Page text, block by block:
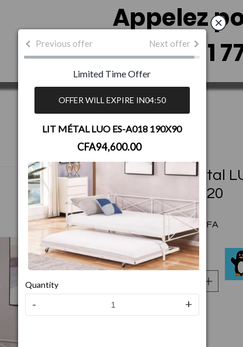
Appelez
+221 77
Lit Métal
190X120
99 000 F CFA
Quantité
Previous offer Next offer
Limited Time Offer
OFFER WILL EXPIRE IN04:50
LIT MÉTAL LUO ES-A018 190X90
CFA94,600.00
Quantity
- +